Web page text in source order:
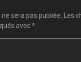
sera pas publiée.
Les
avec*